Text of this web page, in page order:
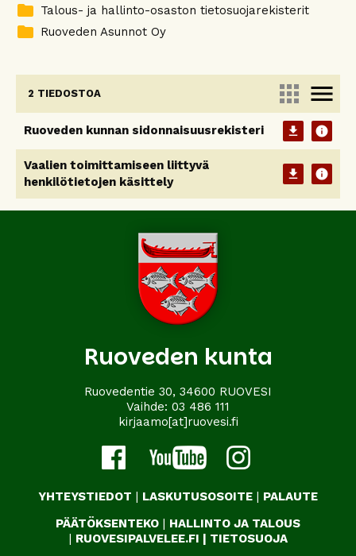
folder Talous- ja hallinto-osaston tietosuojarekisterit
folder Ruoveden Asunnot Oy
2 TIEDOSTOA apps menu
Ruoveden kunnan sidonnaisuusrekisteri download info
Vaalien toimittamiseen liittyvä
henkilötietojen käsittely
download info
Ruoveden kunta
Ruovedentie 30, 34600 RUOVESI
Vaihde: 03 486 111
kirjaamo[at]ruovesi.fi
YHTEYSTIEDOT | LASKUTUSOSOITE | PALAUTE
PÄÄTÖKSENTEKO | HALLINTO JA TALOUS
| RUOVESIPALVELEE.FI | TIETOSUOJA